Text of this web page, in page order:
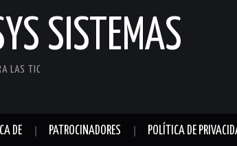
SISTEMAS
LAS TIC
DE PATROCINADORES POLÍTICA DE